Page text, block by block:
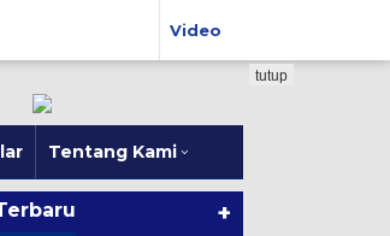
Video
Tentang Kami
tutup
+